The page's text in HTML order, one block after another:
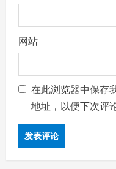
网站
在此浏览器中保存
地址，以便下次评